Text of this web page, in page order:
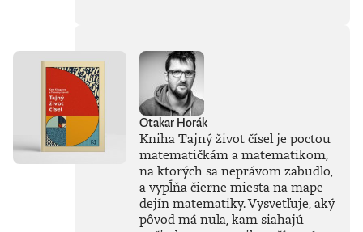
už dnes pokazil
hocičo, najväčšie
postavy histórie to
dokázali zbabrať
ešte oveľa
ukážkovejšie.Knihu
preložil Igor
Otčenáš.Prečítajte
knihy.Paul Coulter
spisovateľ, komik a
Otakar Horák
Kniha Tajný život čísel je poctou
matematičkám a matematikom,
na ktorých sa neprávom zabudlo,
a vypĺňa čierne miesta na mape
dejín matematiky. Vysvetľuje, aký
pôvod má nula, kam siahajú